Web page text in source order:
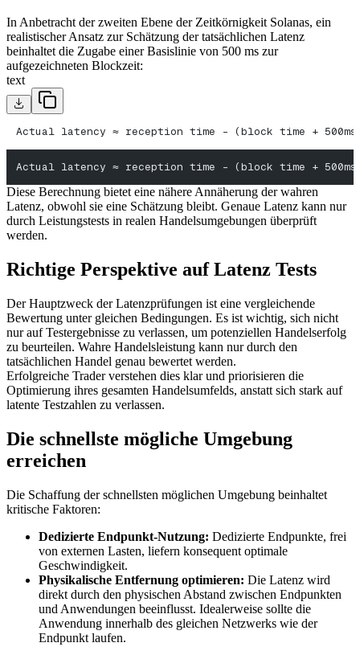
In Anbetracht der zweiten Ebene der Zeitkörnigkeit Solanas, ein
realistischer Ansatz zur Schätzung der tatsächlichen Latenz
beinhaltet die Zugabe einer Basislinie von 500 ms zur
aufgezeichneten Blockzeit:
text
Actual latency ≈ reception time - (block time +
Actual latency ≈ reception time - (block time +
Diese Berechnung bietet eine nähere Annäherung der wahren
Latenz, obwohl sie eine Schätzung bleibt. Genaue Latenz kann nur
durch Leistungstests in realen Handelsumgebungen überprüft
werden.
Richtige Perspektive auf Latenz Tests
Der Hauptzweck der Latenzprüfungen ist eine vergleichende
Bewertung unter gleichen Bedingungen. Es ist wichtig, sich nicht
nur auf Testergebnisse zu verlassen, um potenziellen Handelserfolg
zu beurteilen. Wahre Handelsleistung kann nur durch den
tatsächlichen Handel genau bewertet werden.
Erfolgreiche Trader verstehen dies klar und priorisieren die
Optimierung ihres gesamten Handelsumfelds, anstatt sich stark auf
latente Testzahlen zu verlassen.
Die schnellste mögliche Umgebung
erreichen
Die Schaffung der schnellsten möglichen Umgebung beinhaltet
kritische Faktoren:
Dedizierte Endpunkt-Nutzung: Dedizierte Endpunkte, frei
von externen Lasten, liefern konsequent optimale
Geschwindigkeit.
Physikalische Entfernung optimieren: Die Latenz wird
direkt durch den physischen Abstand zwischen Endpunkten
und Anwendungen beeinflusst. Idealerweise sollte die
Anwendung innerhalb des gleichen Netzwerks wie der
Endpunkt laufen.